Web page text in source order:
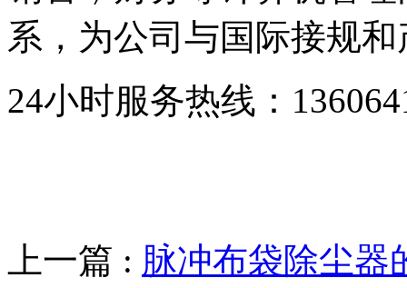
系，为公司与国际接规
24小时服务热线：
上一篇 : 脉冲布袋除尘器